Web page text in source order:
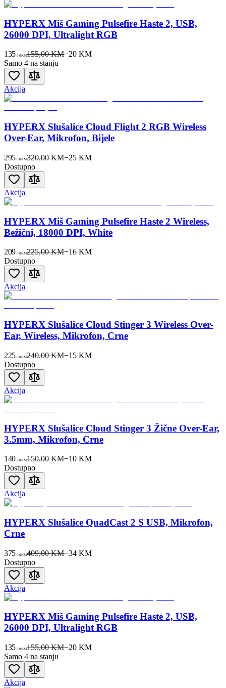
HYPERX Miš Gaming Pulsefire Haste 2, USB,
26000 DPI, Ultralight RGB
135 00KM155,00 KM−20 KM
Samo 4 na stanju
Akcija
HYPERX Slušalice Cloud Flight 2 RGB Wireless
Over-Ear, Mikrofon, Bijele
295 00KM320,00 KM−25 KM
Dostupno
Akcija
HYPERX Miš Gaming Pulsefire Haste 2 Wireless,
Bežični, 18000 DPI, White
209 00KM225,00 KM−16 KM
Dostupno
Akcija
HYPERX Slušalice Cloud Stinger 3 Wireless Over-
Ear, Wireless, Mikrofon, Crne
225 00KM240,00 KM−15 KM
Dostupno
Akcija
HYPERX Slušalice Cloud Stinger 3 Žične Over-Ear,
3.5mm, Mikrofon, Crne
140 00KM150,00 KM−10 KM
Dostupno
Akcija
HYPERX Slušalice QuadCast 2 S USB, Mikrofon,
Crne
375 00KM409,00 KM−34 KM
Dostupno
Akcija
HYPERX Miš Gaming Pulsefire Haste 2, USB,
26000 DPI, Ultralight RGB
135 00KM155,00 KM−20 KM
Samo 4 na stanju
Akcija